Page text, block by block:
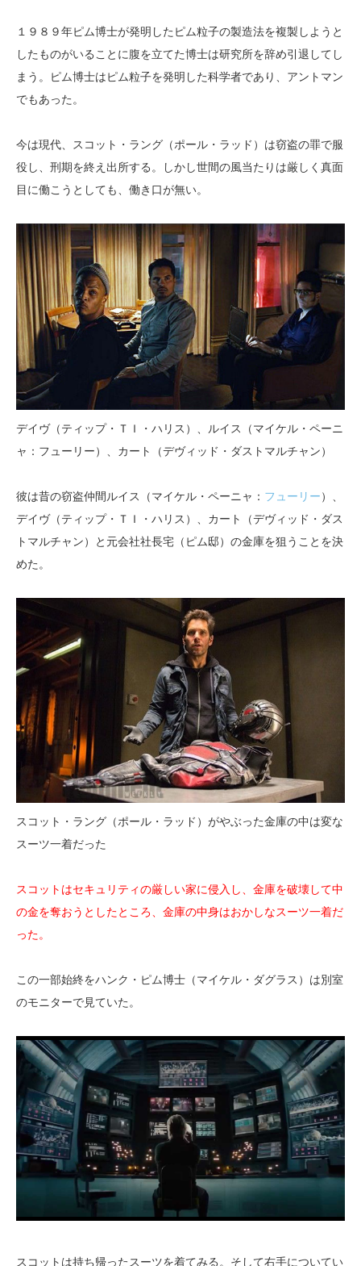
１９８９年ピム博士が発明したピム粒子の製造法を複製しようと
したものがいることに腹を立てた博士は研究所を辞め引退してし
まう。ピム博士はピム粒子を発明した科学者であり、アントマン
でもあった。
今は現代、スコット・ラング（ポール・ラッド）は窃盗の罪で服
役し、刑期を終え出所する。しかし世間の風当たりは厳しく真面
目に働こうとしても、働き口が無い。
デイヴ（ティップ・ＴＩ・ハリス）、ルイス（マイケル・ペーニ
ャ：フューリー）、カート（デヴィッド・ダストマルチャン）
彼は昔の窃盗仲間ルイス（マイケル・ペーニャ： フューリー）、
デイヴ（ティップ・ＴＩ・ハリス）、カート（デヴィッド・ダス
トマルチャン）と元会社社長宅（ピム邸）の金庫を狙うことを決
めた。
スコット・ラング（ポール・ラッド）がやぶった金庫の中は変な
スーツ一着だった
スコットはセキュリティの厳しい家に侵入し、金庫を破壊して中
の金を奪おうとしたところ、金庫の中身はおかしなスーツ一着だ
った。
この一部始終をハンク・ピム博士（マイケル・ダグラス）は別室
のモニターで見ていた。
スコットは持ち帰ったスーツを着てみる。そして右手についてい